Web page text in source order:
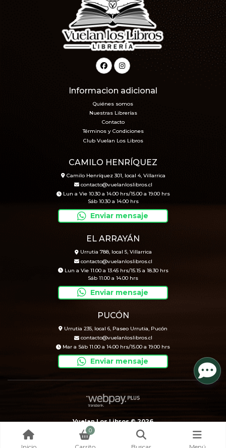
Informacion adicional
Quiénes somos
Nuestras Librerías
Contacto
Términos y Condiciones
Club Vuelan Los Libros
CAMILO HENRÍQUEZ
Camilo Henríquez 301, local 4, Villarrica
contacto@vuelanloslibros.cl
Lun a Vie 10.30 a 14.00 hrs/15.00 a 19.00 hrs
Sáb 10.30 a 14.00 hrs
Enviar mensaje
EL ARRAYÁN
Urrutia 788, local 5, Villarrica
contacto@vuelanloslibros.cl
Lun a Vie 11.00 a 13.45 hrs/15.15 a 18.30 hrs
Sáb 11.00 a 14.00 hrs
Enviar mensaje
PUCÓN
Urrutia 235, local 6, Paseo Urrutia, Pucón
contacto@vuelanloslibros.cl
Mar a Sáb 11.00 a 14.00 hrs/15.00 a 19.00 hrs
Enviar mensaje
Vuelan Los Libros © 2026
Creado por
Bsale
0